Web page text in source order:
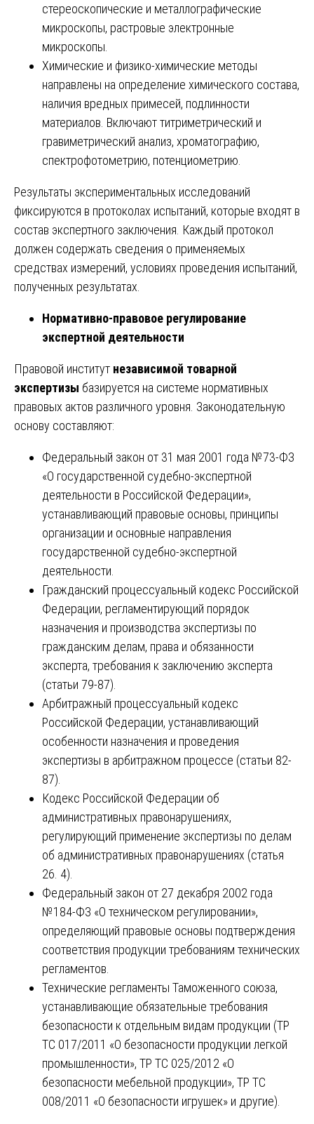
стереоскопические и металлографические
микроскопы, растровые электронные
микроскопы.
Химические и физико-химические методы
направлены на определение химического состава,
наличия вредных примесей, подлинности
материалов. Включают титриметрический и
гравиметрический анализ, хроматографию,
спектрофотометрию, потенциометрию.
Результаты экспериментальных исследований
фиксируются в протоколах испытаний, которые входят в
состав экспертного заключения. Каждый протокол
должен содержать сведения о применяемых
средствах измерений, условиях проведения испытаний,
полученных результатах.
Нормативно-правовое регулирование
экспертной деятельности
Правовой институт независимой товарной
экспертизы базируется на системе нормативных
правовых актов различного уровня. Законодательную
основу составляют:
Федеральный закон от 31 мая 2001 года №73-ФЗ
«О государственной судебно-экспертной
деятельности в Российской Федерации»,
устанавливающий правовые основы, принципы
организации и основные направления
государственной судебно-экспертной
деятельности.
Гражданский процессуальный кодекс Российской
Федерации, регламентирующий порядок
назначения и производства экспертизы по
гражданским делам, права и обязанности
эксперта, требования к заключению эксперта
(статьи 79-87).
Арбитражный процессуальный кодекс
Российской Федерации, устанавливающий
особенности назначения и проведения
экспертизы в арбитражном процессе (статьи 82-
87).
Кодекс Российской Федерации об
административных правонарушениях,
регулирующий применение экспертизы по делам
об административных правонарушениях (статья
26. 4).
Федеральный закон от 27 декабря 2002 года
№184-ФЗ «О техническом регулировании»,
определяющий правовые основы подтверждения
соответствия продукции требованиям технических
регламентов.
Технические регламенты Таможенного союза,
устанавливающие обязательные требования
безопасности к отдельным видам продукции (ТР
ТС 017/2011 «О безопасности продукции легкой
промышленности», ТР ТС 025/2012 «О
безопасности мебельной продукции», ТР ТС
008/2011 «О безопасности игрушек» и другие).